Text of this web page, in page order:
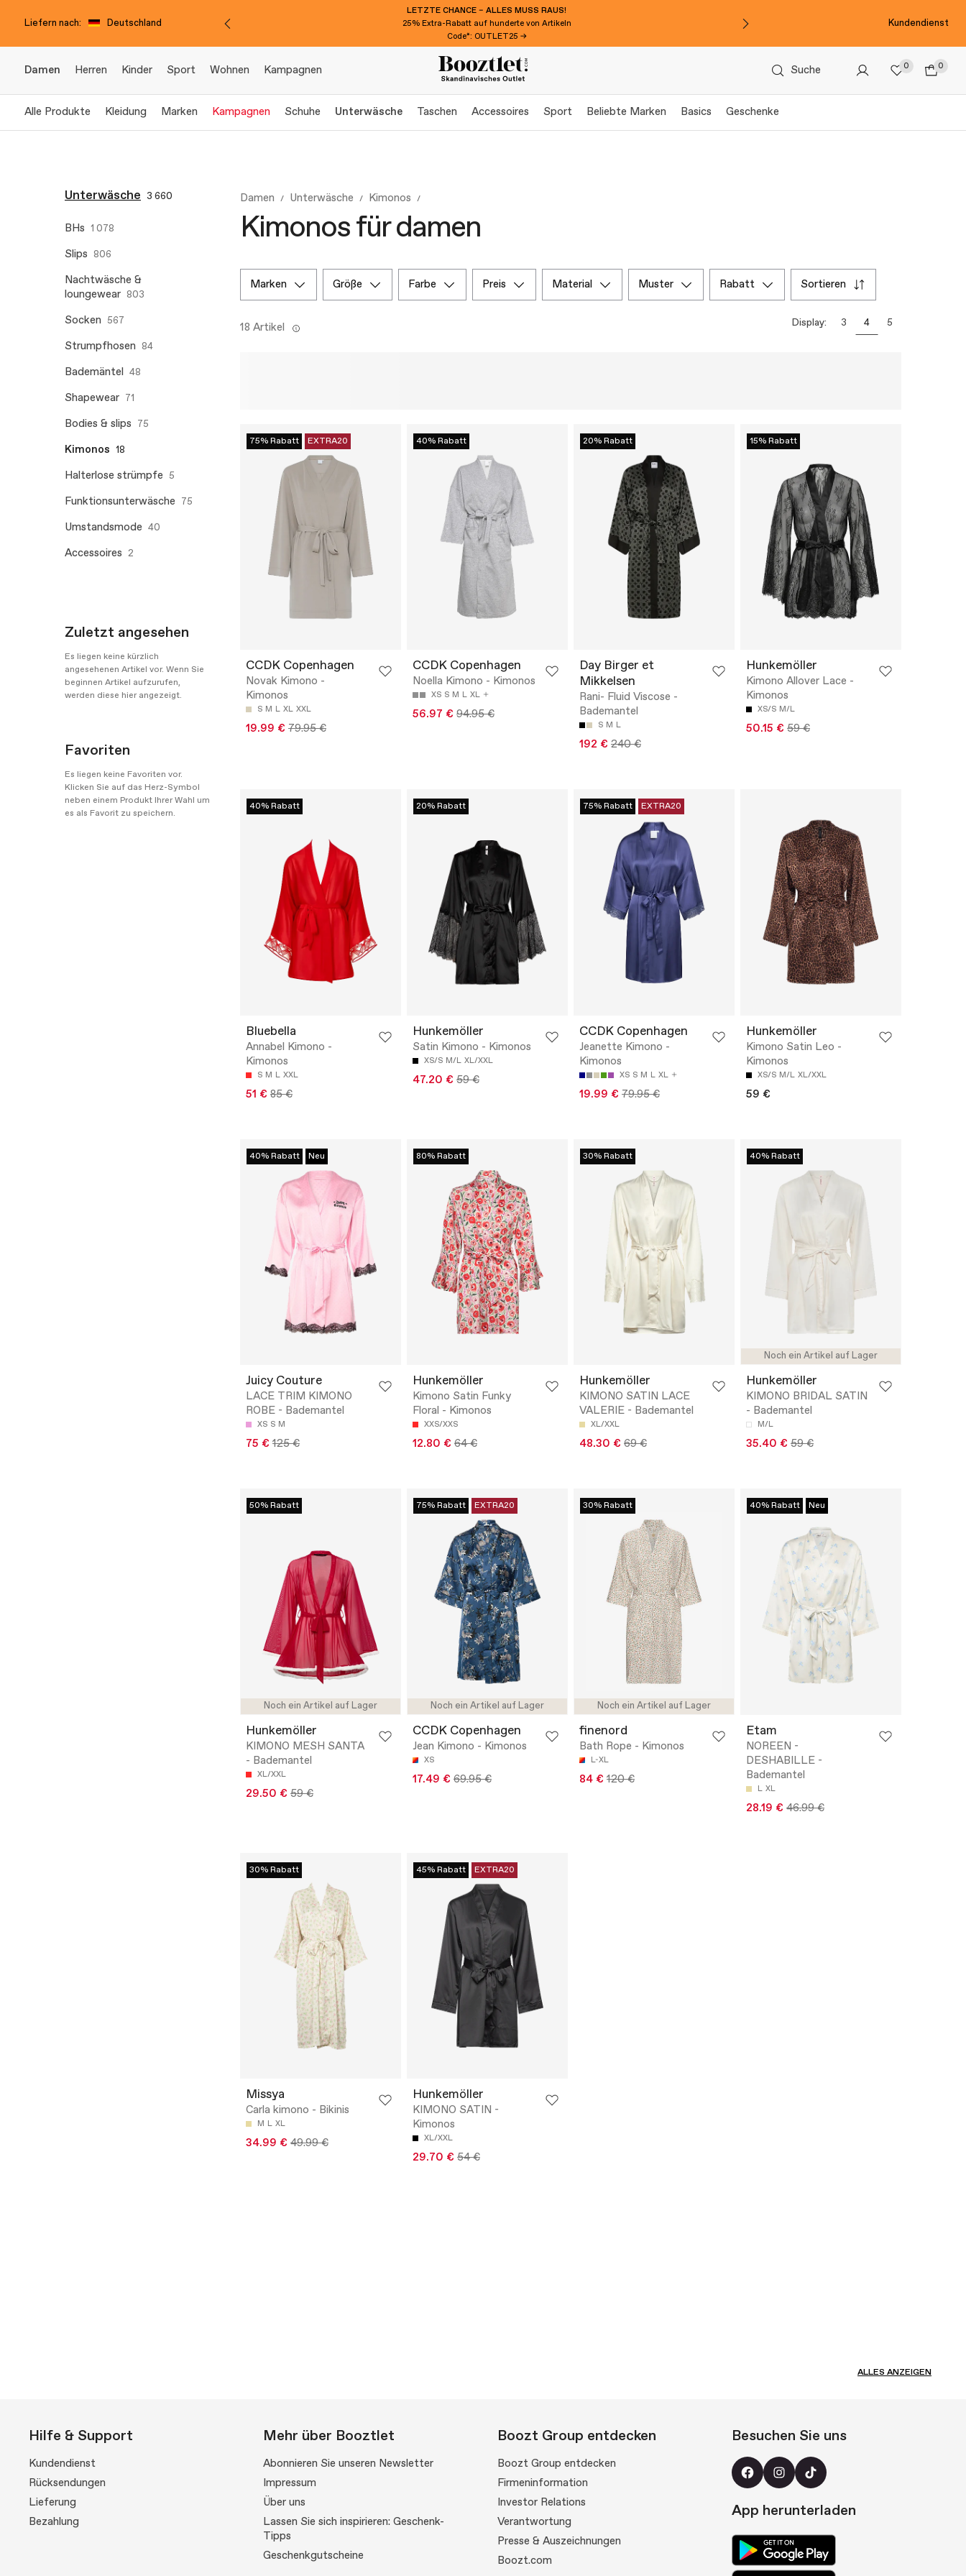
Liefern nach: Deutschland
LETZTE CHANCE – ALLES MUSS RAUS!
25% Extra-Rabatt auf hunderte von Artikeln
Code*: OUTLET25 →
Kundendienst
Damen Herren Kinder Sport Wohnen Kampagnen Suche 0 0
Alle Produkte Kleidung Marken Kampagnen Schuhe Unterwäsche Taschen Accessoires Sport Beliebte Marken Basics Geschenke
Unterwäsche 3 660
BHs 1 078
Slips 806
Nachtwäsche &
loungewear 803
Socken 567
Strumpfhosen 84
Bademäntel 48
Shapewear 71
Bodies & slips 75
Kimonos 18
Halterlose strümpfe 5
Funktionsunterwäsche 75
Umstandsmode 40
Accessoires 2
Zuletzt angesehen
Es liegen keine kürzlich
angesehenen Artikel vor. Wenn Sie
beginnen Artikel aufzurufen,
werden diese hier angezeigt.
Favoriten
Es liegen keine Favoriten vor.
Klicken Sie auf das Herz-Symbol
neben einem Produkt Ihrer Wahl um
es als Favorit zu speichern.
Damen Unterwäsche Kimonos
Kimonos für damen
marken größe farbe preis material muster rabatt sortieren
18 Artikel Display: 3 4 5
75% Rabatt EXTRA20
CCDK Copenhagen
Novak Kimono -
Kimonos
S M L XL XXL
19.99 € 79.95 €
40% Rabatt
CCDK Copenhagen
Noella Kimono - Kimonos
XS S M L XL
56.97 € 94.95 €
20% Rabatt
Day Birger et
Mikkelsen
Rani- Fluid Viscose -
Bademantel
S M L
192 € 240 €
15% Rabatt
Hunkemöller
Kimono Allover Lace -
Kimonos
XS/S M/L
50.15 € 59 €
40% Rabatt
Bluebella
Annabel Kimono -
Kimonos
S M L XXL
51 € 85 €
20% Rabatt
Hunkemöller
Satin Kimono - Kimonos
XS/S M/L XL/XXL
47.20 € 59 €
75% Rabatt EXTRA20
CCDK Copenhagen
Jeanette Kimono -
Kimonos
XS S M L XL
19.99 € 79.95 €
Hunkemöller
Kimono Satin Leo -
Kimonos
XS/S M/L XL/XXL
59 €
40% Rabatt Neu
Juicy Couture
LACE TRIM KIMONO
ROBE - Bademantel
XS S M
75 € 125 €
80% Rabatt
Hunkemöller
Kimono Satin Funky
Floral - Kimonos
XXS/XXS
12.80 € 64 €
30% Rabatt
Hunkemöller
KIMONO SATIN LACE
VALERIE - Bademantel
XL/XXL
48.30 € 69 €
Noch ein Artikel auf Lager
40% Rabatt
Hunkemöller
KIMONO BRIDAL SATIN
- Bademantel
M/L
35.40 € 59 €
Noch ein Artikel auf Lager
50% Rabatt
Hunkemöller
KIMONO MESH SANTA
- Bademantel
XL/XXL
29.50 € 59 €
Noch ein Artikel auf Lager
75% Rabatt EXTRA20
CCDK Copenhagen
Jean Kimono - Kimonos
XS
17.49 € 69.95 €
Noch ein Artikel auf Lager
30% Rabatt
finenord
Bath Rope - Kimonos
L-XL
84 € 120 €
40% Rabatt Neu
Etam
NOREEN -
DESHABILLE -
Bademantel
L XL
28.19 € 46.99 €
30% Rabatt
Missya
Carla kimono - Bikinis
M L XL
34.99 € 49.99 €
45% Rabatt EXTRA20
Hunkemöller
KIMONO SATIN -
Kimonos
XL/XXL
29.70 € 54 €
ALLES ANZEIGEN
Hilfe & Support
Kundendienst
Rücksendungen
Lieferung
Bezahlung
Mehr über Booztlet
Abonnieren Sie unseren Newsletter
Impressum
Über uns
Lassen Sie sich inspirieren: Geschenk-
Tipps
Geschenkgutscheine
Boozt Group entdecken
Boozt Group entdecken
Firmeninformation
Investor Relations
Verantwortung
Presse & Auszeichnungen
Boozt.com
Besuchen Sie uns
App herunterladen